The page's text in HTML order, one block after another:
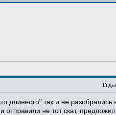
длинного" так и не разобрались
отправили не тот скат,